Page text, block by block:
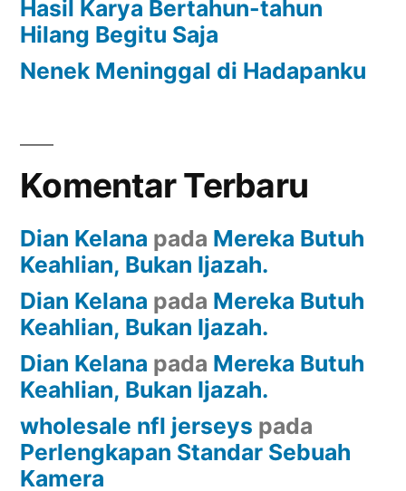
Hasil Karya Bertahun-tahun
Hilang Begitu Saja
Nenek Meninggal di Hadapanku
Komentar Terbaru
Dian Kelana pada Mereka Butuh
Keahlian, Bukan Ijazah.
Dian Kelana pada Mereka Butuh
Keahlian, Bukan Ijazah.
Dian Kelana pada Mereka Butuh
Keahlian, Bukan Ijazah.
wholesale nfl jerseys pada
Perlengkapan Standar Sebuah
Kamera